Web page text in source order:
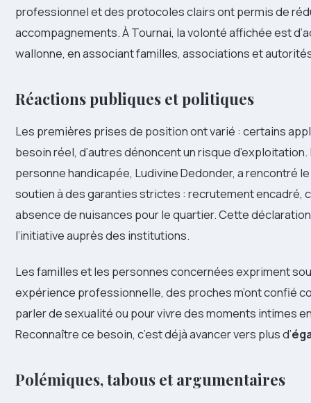
professionnel et des protocoles clairs ont permis de
accompagnements. À Tournai, la volonté affichée est
wallonne, en associant familles, associations et
Réactions publiques et politiques
Les premières prises de position ont varié : certains
besoin réel, d’autres dénoncent un risque
personne handicapée, Ludivine Dedonder, a rencontré
soutien à des garanties strictes : recrutement encadré,
absence de nuisances pour le quartier. Cette
l’initiative auprès des institutions.
Les familles et les personnes concernées expriment
expérience professionnelle, des proches m’ont confié
parler de sexualité ou pour vivre des moments intimes
Reconnaître ce besoin, c’est déjà avancer vers plus d’
Polémiques, tabous et argumentaires